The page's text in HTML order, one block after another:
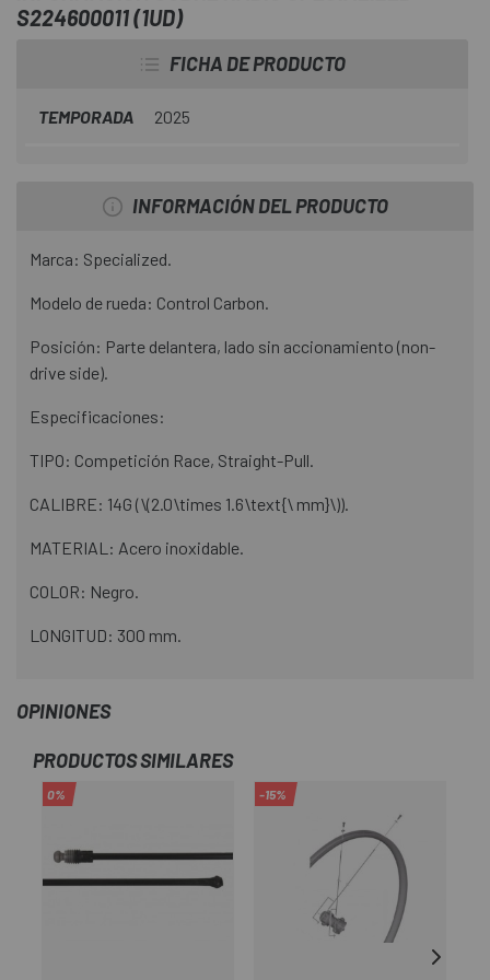
S224600011 (1UD)
FICHA DE PRODUCTO
TEMPORADA 2025
INFORMACIÓN DEL PRODUCTO
Marca: Specialized.
Modelo de rueda: Control Carbon.
Posición: Parte delantera, lado sin accionamiento (non-
drive side).
Especificaciones:
TIPO: Competición Race, Straight-Pull.
CALIBRE: 14G (\(2.0\times 1.6\text{\ mm}\)).
MATERIAL: Acero inoxidable.
COLOR: Negro.
LONGITUD: 300 mm.
OPINIONES
PRODUCTOS SIMILARES
0% -15%